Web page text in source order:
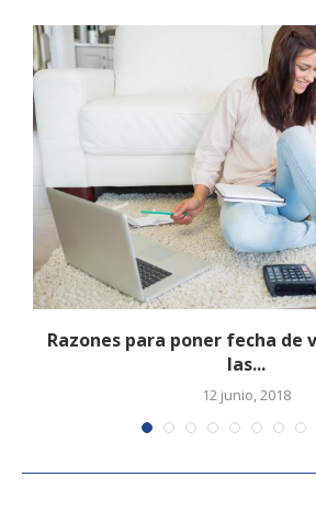
Razones para poner fecha de
las...
12 junio, 2018